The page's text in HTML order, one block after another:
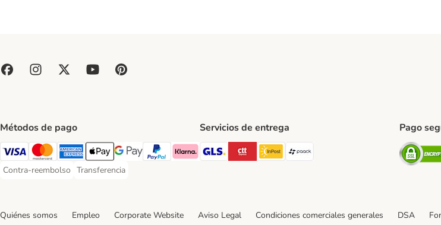
Métodos de pago
Visa Payment Method
Mastercard Payment Method
American Express Payment Method
Apple Pay Payment Method
Google Pay Payment Method
PayPal Payment Method
Klarna Payment Method
Contra-reembolso
Contra-reembolso Payment Method
Transferencia
Transferencia Payment Method
Servicios de entrega
GLS Shipping Method
CTTExpress Shipping Method
InPost Shipping Method
paack Shipping Method
Pago
Quiénes somos Empleo Corporate Website Aviso Legal Condiciones comerciales generales DSA